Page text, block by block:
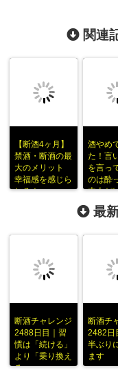
関連
【断酒4ヶ月】
禁酒・断酒の最
大のメリット
幸福感を感じら
れる！
酒やめ
た！言
を言っ
のは酔
本人だ
最
断酒チャレンジ
2488日目｜習
慣は「続ける」
より「乗り換え
る」
断酒チ
2482
半ぶり
ます